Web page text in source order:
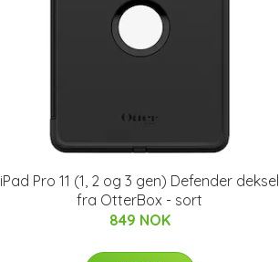
iPad Pro 11 (1, 2 og 3 gen) Defender deksel
fra OtterBox - sort
849 NOK